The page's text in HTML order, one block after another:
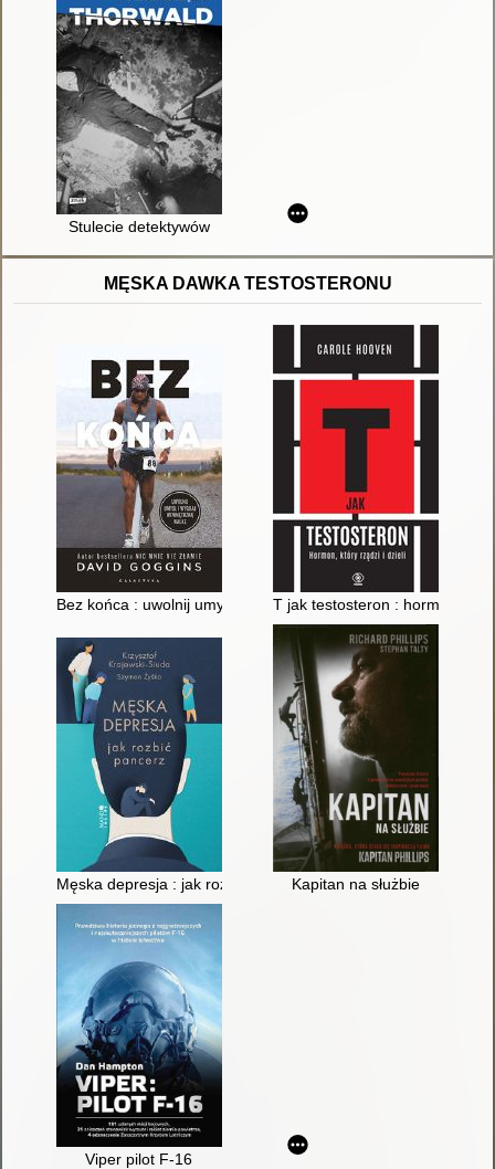
Stulecie detektywów
MĘSKA DAWKA TESTOSTERONU
Bez końca : uwolnij umysł i wygraj wewnętrzną walkę
T jak testosteron : hormon,
Męska depresja : jak rozbić pancerzKapitan na służbie
Viper pilot F-16